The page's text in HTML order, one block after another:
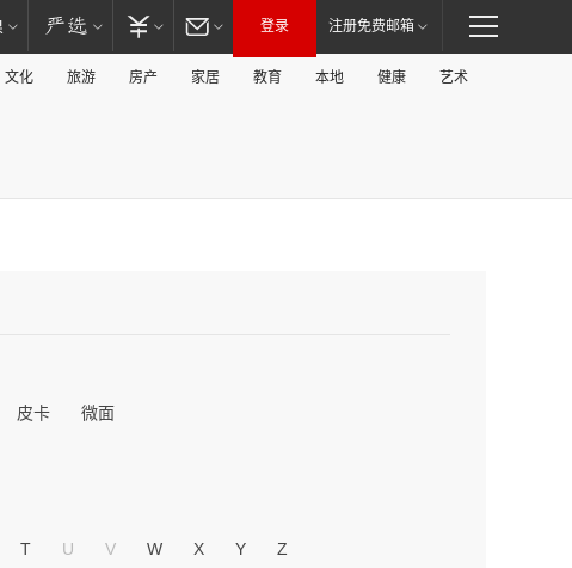
登录 注册免费邮箱
文化 旅游 房产 家居 教育 本地 健康 艺术
皮卡 微面
T U V W X Y Z